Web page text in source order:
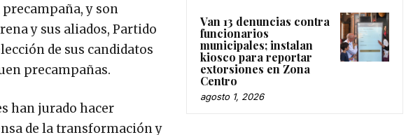
y son
y sus aliados, Partido
de sus candidatos
precampañas.
han jurado hacer
de la transformación y
Van 13 denuncias contra
funcionarios
municipales; instalan
kiosco para reportar
extorsiones en Zona
Centro
agosto 1, 2026